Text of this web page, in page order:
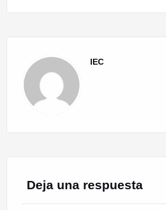
IEC
Deja una respuesta